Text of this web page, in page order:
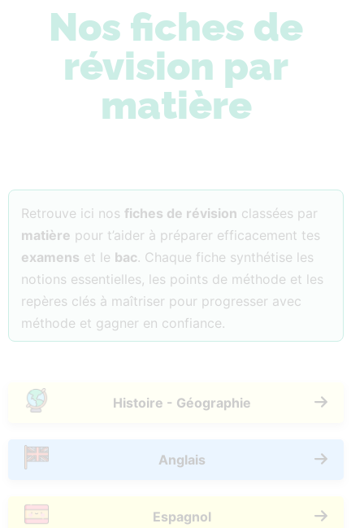
Nos fiches de
révision par
matière
Retrouve ici nos fiches de révision classées par
matière pour t’aider à préparer efficacement tes
examens et le bac. Chaque fiche synthétise les
notions essentielles, les points de méthode et les
repères clés à maîtriser pour progresser avec
méthode et gagner en confiance.
Histoire - Géographie
Anglais
Espagnol